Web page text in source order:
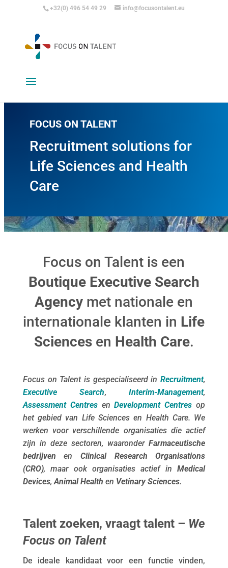
+32(0) 496 54 49 29 info@focusontalent.eu
FOCUS ON TALENT
Recruitment solutions for
Life Sciences and Health
Care
Focus on Talent is een
Boutique Executive Search
Agency met nationale en
internationale klanten in Life
Sciences en Health Care.
Focus on Talent is gespecialiseerd inRecruitment,
Executive Search,Interim-Management,
Assessment Centres enDevelopment Centresop
het gebied van Life Sciences en Health Care. We
werken voor verschillende organisaties die actief
zijn in deze sectoren, waaronderFarmaceutische
bedrijven en Clinical Research Organisations
(CRO), maar ook organisaties actief inMedical
Devices,Animal Health en Vetinary Sciences.
Talent zoeken, vraagt talent – We
Focus on Talent
De ideale kandidaat voor een functie vinden,